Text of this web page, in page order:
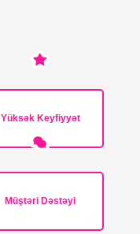
Yüksək Keyfiyyət
Müştəri Dəstəyi